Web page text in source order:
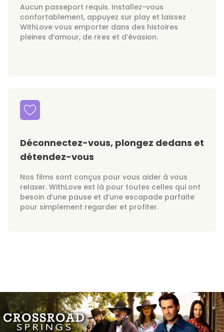
Aucun passeport requis. Installez-vous
confortablement, appuyez sur play et laissez
WithLove vous emporter dans des histoires
pleines d’amour, de rires et d’évasion.
Déconnectez-vous, plongez dedans et
détendez-vous
Nos films sont conçus pour vous aider à vous
relaxer. WithLove est là pour toutes celles qui ont
besoin d’une pause et d’une escapade parfaite
pour simplement regarder et profiter.